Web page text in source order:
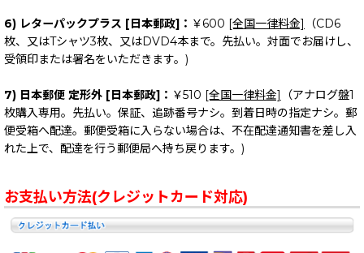
6) レターパックプラス [日本郵政]： ￥600 [全国一律料金]
（CD6
枚、又はTシャツ3枚、又はDVD4本まで。先払い。対面でお届けし、
受領印または署名をいただきます。)
7) 日本郵便 定形外 [日本郵政]： ￥510 [全国一律料金]
（アナログ盤1
枚購入専用。先払い。保証、追跡番号ナシ。到着日時の指定ナシ。郵
便受箱へ配達。郵便受箱に入らない場合は、不在配達通知書を差し入
れた上で、配達を行う郵便局へ持ち戻ります。)
お支払い方法(クレジットカード対応)